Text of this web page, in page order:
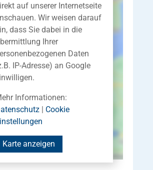
auf unserer Internetseite
Wir weisen darauf
dass Sie dabei in die
Ihrer
Daten
IP-Adresse) an Google
Informationen:
| Cookie
Karte anzeigen